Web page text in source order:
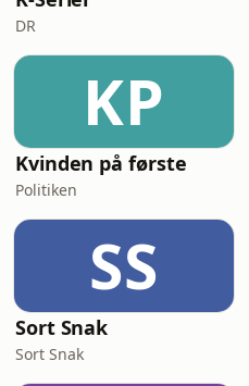
DR
KP
Kvinden på første
Politiken
SS
Sort Snak
Sort Snak